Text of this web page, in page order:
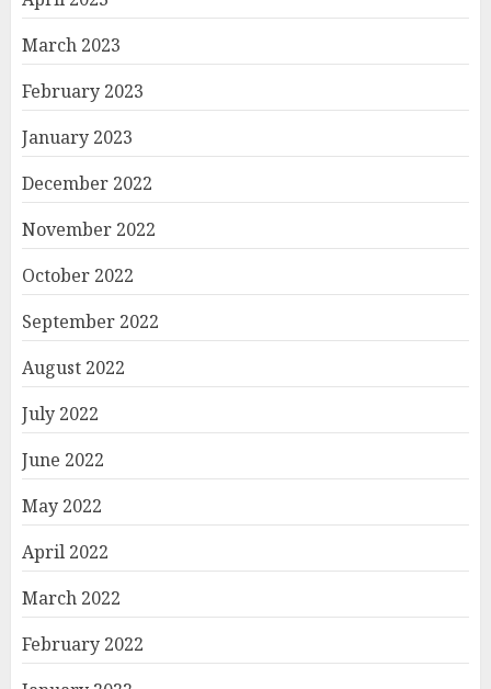
March 2023
February 2023
January 2023
December 2022
November 2022
October 2022
September 2022
August 2022
July 2022
June 2022
May 2022
April 2022
March 2022
February 2022